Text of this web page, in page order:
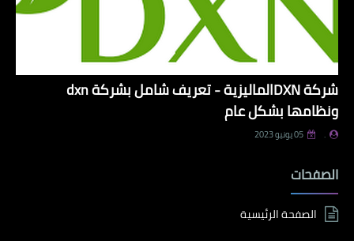
شركة DXNالماليزية - تعريف شامل بشركة dxn
ونظامها بشكل عام
. 05 يونيو 2023
الصفحات
الصفحة الرئيسية